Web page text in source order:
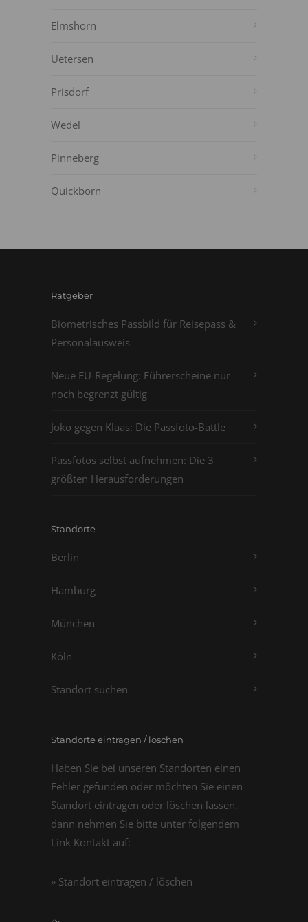
Elmshorn
Uetersen
Prisdorf
Wedel
Pinneberg
Quickborn
Ratgeber
Biometrisches Passbild für Reisepass &
Personalausweis
Neue EU-Regelung: Führerscheine nur
noch begrenzt gültig
Joko gegen Klaas: Die Passfoto-Battle
Passfotos selbst aufnehmen: Die 3
größten Herausforderungen
Standorte
Berlin
Hamburg
München
Köln
Standort suchen
Standorte eintragen / löschen
Haben Sie bei unseren Standorten einen
Fehler gefunden oder möchten Sie einen
Standort eintragen oder löschen lassen,
dann nehmen Sie bitte unter folgendem
Link Kontakt auf:
» Standort eintragen / löschen